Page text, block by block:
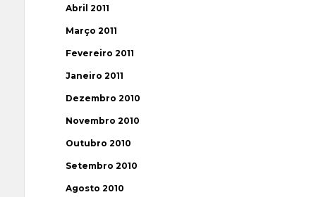
Abril 2011
Março 2011
Fevereiro 2011
Janeiro 2011
Dezembro 2010
Novembro 2010
Outubro 2010
Setembro 2010
Agosto 2010